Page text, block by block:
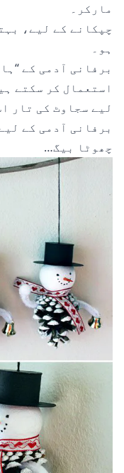
مارکر۔
چپکانے کے لیے،
ہو۔
برفانی آدمی کے
استعمال کر سکتے
لیے سجاوٹ کی تار
برفانی آدمی کے
چھوٹا بیگ…